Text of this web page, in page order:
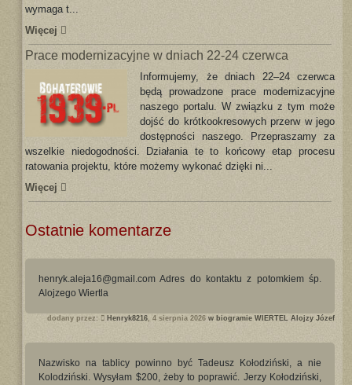
wymaga t...
Więcej
Prace modernizacyjne w dniach 22-24 czerwca
Informujemy, że dniach 22–24 czerwca
będą prowadzone prace modernizacyjne
naszego portalu. W związku z tym może
dojść do krótkookresowych przerw w jego
dostępności naszego. Przepraszamy za
wszelkie niedogodności. Działania te to końcowy etap procesu
ratowania projektu, które możemy wykonać dzięki ni...
Więcej
Ostatnie komentarze
henryk.aleja16@gmail.com Adres do kontaktu z potomkiem śp.
Alojzego Wiertla
dodany przez: Henryk8216, 4 sierpnia 2026 w biogramie WIERTEL Alojzy Józef
Nazwisko na tablicy powinno być Tadeusz Kołodziński, a nie
Kolodziński. Wysyłam $200, żeby to poprawić. Jerzy Kołodziński,